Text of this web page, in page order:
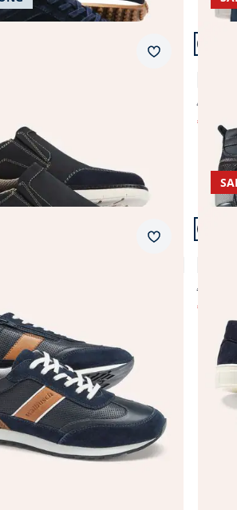
mit Easy-In
Merkzettel
Artikel
€ 139,99
€ 79,99
Merkzettel
Artikel
€ 139,99
€ 79,99
Zeige Produkte 1 bis 11 von 11.